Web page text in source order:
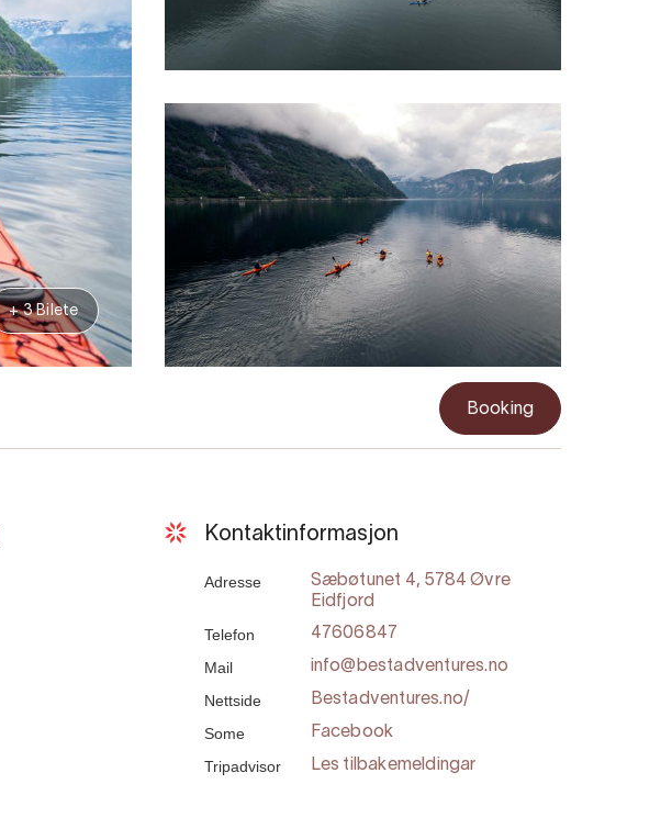
+ 3 Bilete
Booking
Kontaktinformasjon
Adresse
Sæbøtunet 4, 5784 Øvre
Eidfjord
Telefon 47606847
Mail info@bestadventures.no
Nettside Bestadventures.no/
Some Facebook
Tripadvisor Les tilbakemeldingar